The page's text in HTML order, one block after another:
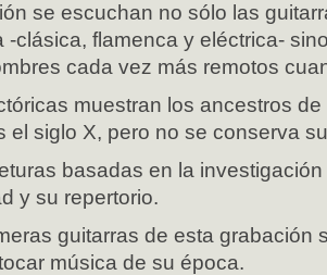
se escuchan no sólo las
-clásica, flamenca y eléctrica-
cada vez más remotos
muestran los ancestros
el siglo X, pero no se conserva
basadas en la
y su repertorio.
guitarras de esta grabación
música de su época.